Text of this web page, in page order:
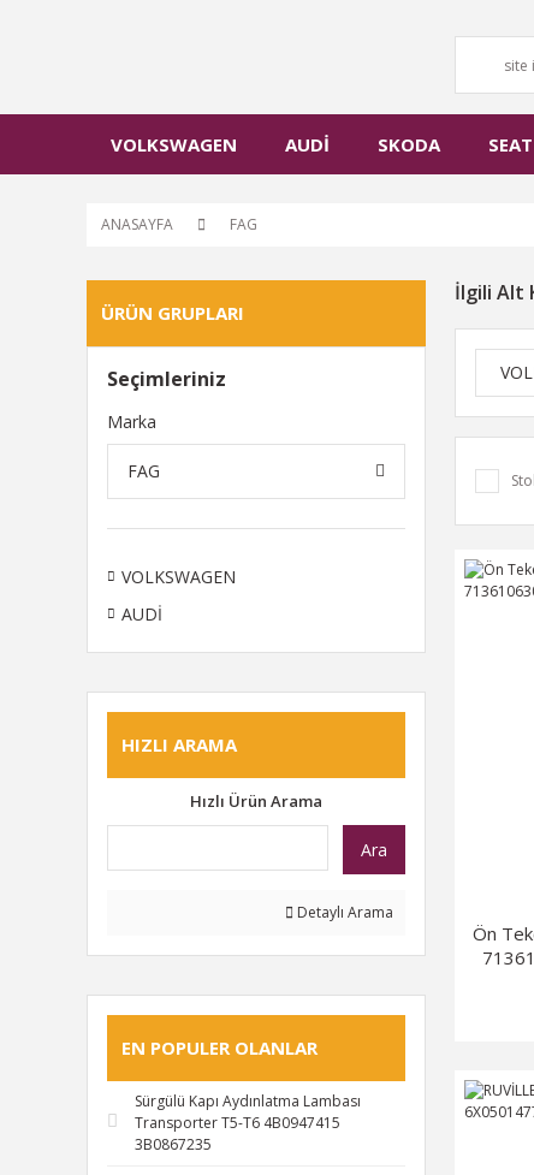
VOLKSWAGEN AUDİ SKODA SEAT
ANASAYFA FAG
ÜRÜN GRUPLARI
Seçimleriniz
Marka
FAG
VOLKSWAGEN
AUDİ
HIZLI ARAMA
Hızlı Ürün Arama
Ara
Detaylı Arama
EN POPULER OLANLAR
Sürgülü Kapı Aydınlatma Lambası
Transporter T5-T6 4B0947415
3B0867235
İlgili Alt
Ön